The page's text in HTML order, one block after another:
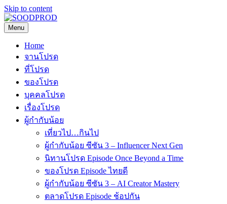
Skip to content
SOODPROD
Telling Thai stories with heart and craft
Menu
Home
จานโปรด
ที่โปรด
ของโปรด
บุคคลโปรด
เรื่องโปรด
ผู้กำกับน้อย
เที่ยวไป…กินไป
ผู้กำกับน้อย ซีซัน 3 – Influencer Next Gen
นิทานโปรด Episode Once Beyond a Time
ของโปรด Episode ไทยดี
ผู้กำกับน้อย ซีซัน 3 – AI Creator Mastery
ตลาดโปรด Episode ช้อปกัน